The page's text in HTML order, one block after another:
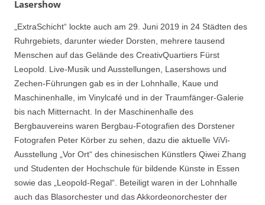
Lasershow
„ExtraSchicht“ lockte auch am 29. Juni 2019 in 24 Städten des
Ruhrgebiets, darunter wieder Dorsten, mehrere tausend
Menschen auf das Gelände des CreativQuartiers Fürst
Leopold. Live-Musik und Ausstellungen, Lasershows und
Zechen-Führungen gab es in der Lohnhalle, Kaue und
Maschinenhalle, im Vinylcafé und in der Traumfänger-Galerie
bis nach Mitternacht. In der Maschinenhalle des
Bergbauvereins waren Bergbau-Fotografien des Dorstener
Fotografen Peter Körber zu sehen, dazu die aktuelle ViVi-
Ausstellung „Vor Ort“ des chinesischen Künstlers Qiwei Zhang
und Studenten der Hochschule für bildende Künste in Essen
sowie das „Leopold-Regal“. Beteiligt waren in der Lohnhalle
auch das Blasorchester und das Akkordeonorchester der